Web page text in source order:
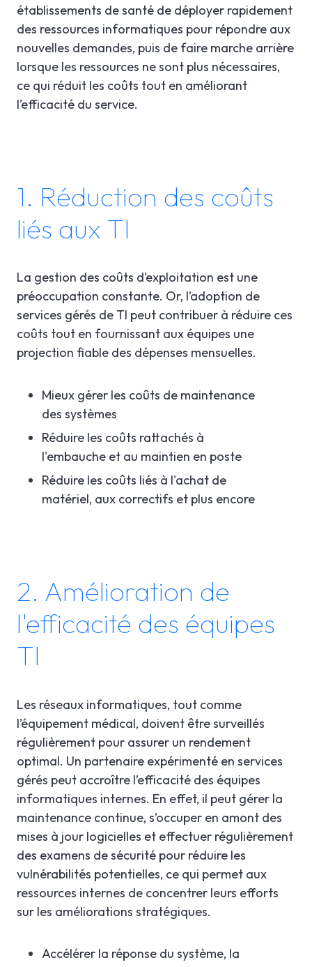
établissements de santé de déployer rapidement
des ressources informatiques pour répondre aux
nouvelles demandes, puis de faire marche arrière
lorsque les ressources ne sont plus nécessaires,
ce qui réduit les coûts tout en améliorant
l’efficacité du service.
1. Réduction des coûts
liés aux TI
La gestion des coûts d’exploitation est une
préoccupation constante. Or, l’adoption de
services gérés de TI peut contribuer à réduire ces
coûts tout en fournissant aux équipes une
projection fiable des dépenses mensuelles.
Mieux gérer les coûts de maintenance
des systèmes
Réduire les coûts rattachés à
l'embauche et au maintien en poste
Réduire les coûts liés à l'achat de
matériel, aux correctifs et plus encore
2. Amélioration de
l'efficacité des équipes
TI
Les réseaux informatiques, tout comme
l’équipement médical, doivent être surveillés
régulièrement pour assurer un rendement
optimal. Un partenaire expérimenté en services
gérés peut accroître l’efficacité des équipes
informatiques internes. En effet, il peut gérer la
maintenance continue, s’occuper en amont des
mises à jour logicielles et effectuer régulièrement
des examens de sécurité pour réduire les
vulnérabilités potentielles, ce qui permet aux
ressources internes de concentrer leurs efforts
sur les améliorations stratégiques.
Accélérer la réponse du système, la